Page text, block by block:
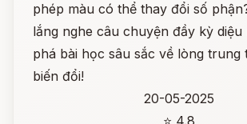
phép màu có thể thay đổi số
lắng nghe câu chuyện đầy kỳ diệu
phá bài học sâu sắc về lòng trung
biến đổi!
20-05-2025
⭐ 4.8